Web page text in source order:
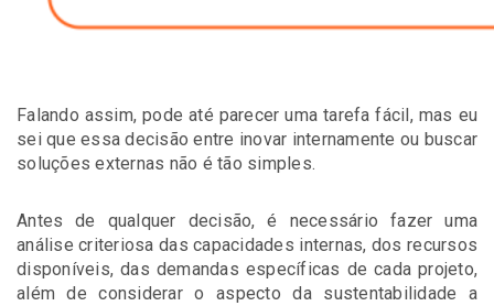
Falando assim, pode até parecer uma tarefa fácil, mas eu
sei que essa decisão entre inovar internamente ou buscar
soluções externas não é tão simples.
Antes de qualquer decisão, é necessário fazer uma
análise criteriosa das capacidades internas, dos recursos
disponíveis, das demandas específicas de cada projeto,
além de considerar o aspecto da sustentabilidade a